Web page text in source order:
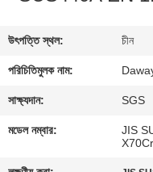
মান
নিয়ন্ত্রণ
যোগাযোগ
উৎপত্তি স্থল: চীন
পরিচিতিমুলক নাম:
সাক্ষ্যদান: SGS
মডেল নম্বার:
JIS